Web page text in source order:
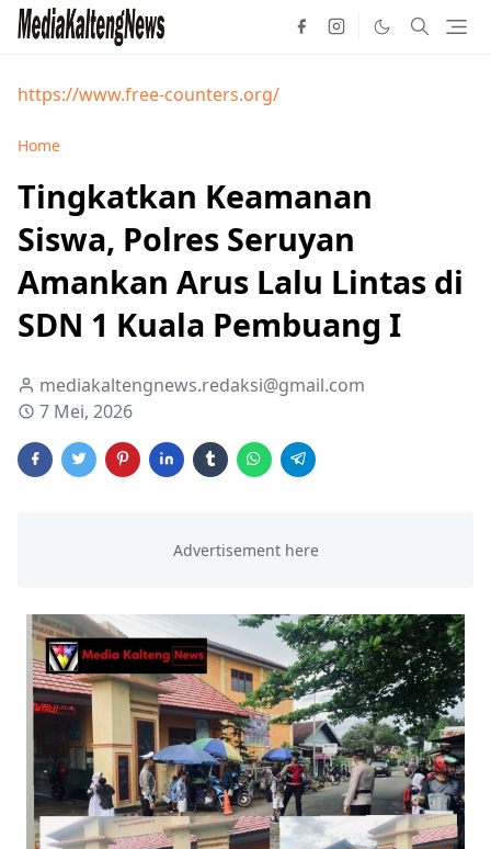
https://www.free-counters.org/
Home
Tingkatkan Keamanan
Siswa, Polres Seruyan
Amankan Arus Lalu Lintas di
SDN 1 Kuala Pembuang I
mediakaltengnews.redaksi@gmail.com
7 Mei, 2026